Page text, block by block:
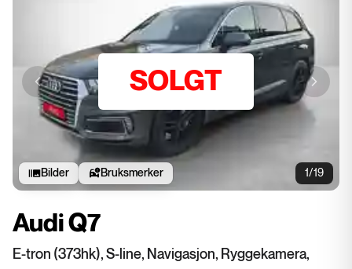
SOLGT
Previous slide Next
1/19
Bilder Bruksmerker
Audi Q7
E-tron (373hk), S-line, Navigasjon, Ryggekamera,